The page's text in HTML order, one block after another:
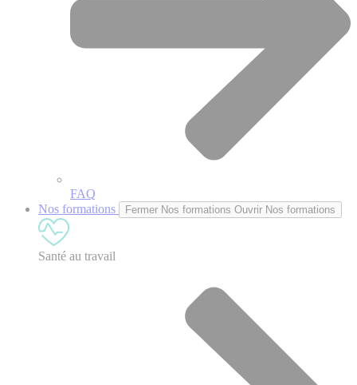
FAQ
Nos formations
Fermer Nos formations Ouvrir Nos formations
Santé au travail